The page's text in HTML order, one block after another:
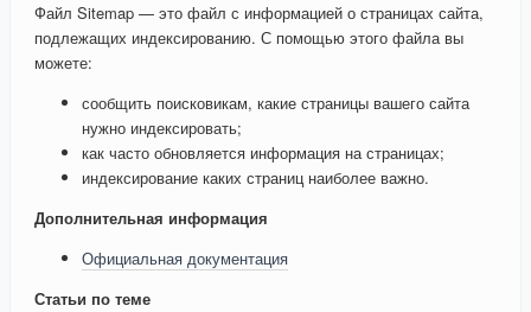
Файл Sitemap — это файл с информацией о страницах сайта,
подлежащих индексированию. С помощью этого файла вы
можете:
сообщить поисковикам, какие страницы вашего сайта
нужно индексировать;
как часто обновляется информация на страницах;
индексирование каких страниц наиболее важно.
Дополнительная информация
Официальная документация
Статьи по теме